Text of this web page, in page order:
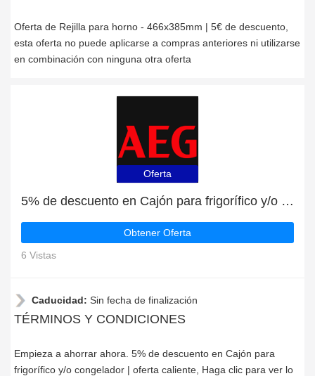
Oferta de Rejilla para horno - 466x385mm | 5€ de descuento,
esta oferta no puede aplicarse a compras anteriores ni utilizarse
en combinación con ninguna otra oferta
Oferta
5% de descuento en Cajón para frigorífico y/o congelador | oferta caliente
Obtener Oferta
6 Vistas
Caducidad: Sin fecha de finalización
TÉRMINOS Y CONDICIONES
Empieza a ahorrar ahora. 5% de descuento en Cajón para
frigorífico y/o congelador | oferta caliente, Haga clic para ver lo